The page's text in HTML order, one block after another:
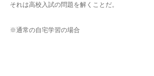
それは高校入試の問題を解くことだ。
※通常の自宅学習の場合